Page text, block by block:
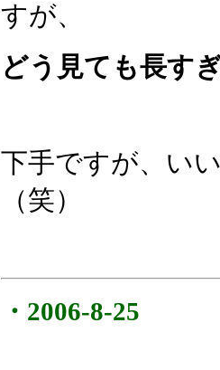
すが、
どう見ても長す
下手ですが、い
（笑）
・2006-8-25